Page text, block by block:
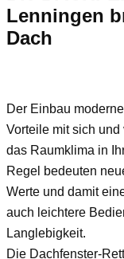
Lenningen
Dach
Der Einbau
Vorteile mit sich
das Raumklima in
Regel bedeuten
Werte und damit
auch leichtere
Langlebigkeit.
Die Dachfenster-